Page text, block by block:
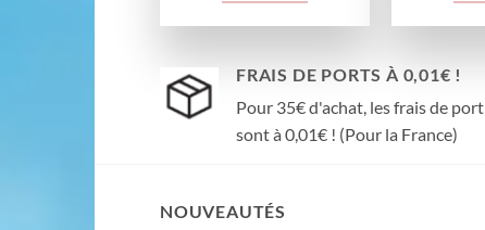
FRAIS DE PORTS À 0,01€ !
Pour 35€ d'achat, les frais de port
sont à 0,01€ ! (Pour la France)
NOUVEAUTÉS